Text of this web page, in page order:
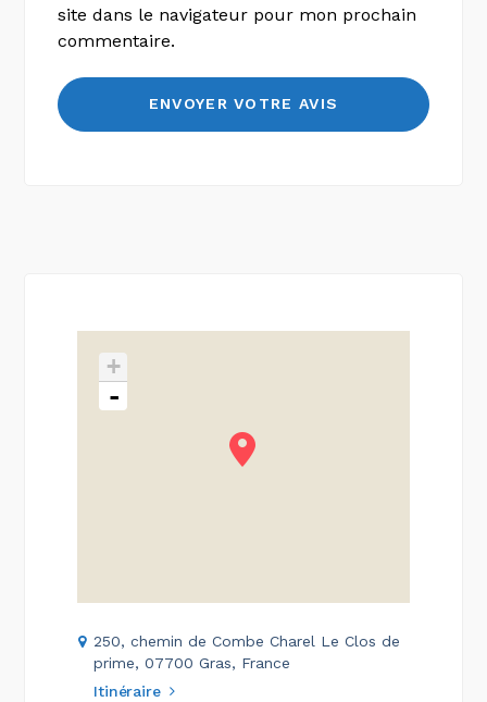
site dans le navigateur pour mon prochain
commentaire.
+
-
250, chemin de Combe Charel Le Clos de
prime, 07700 Gras, France
Itinéraire